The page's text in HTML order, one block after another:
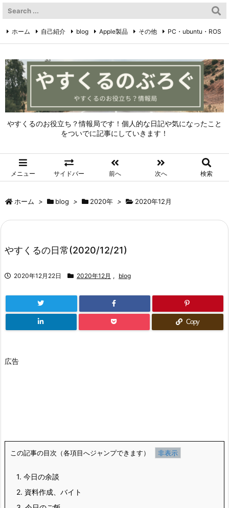
やすくるのお役立ち？情報局です！個人的な日記や気になったこと
をついでに記事にしていきます！
メニュー サイドバー 前へ 次へ 検索
ホーム 自己紹介 blog Apple製品 その他 PC・ubuntu・ROS
ホーム > blog > 2020年 > 2020年12月
やすくるの日常(2020/12/21)
2020年12月22日 2020年12月 , blog
Copy
広告
この記事の目次（各項目へジャンプできます）
1. 今日の余談
2. 資料作成、バイト